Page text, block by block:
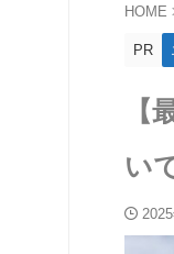
HOME
PR
【
い